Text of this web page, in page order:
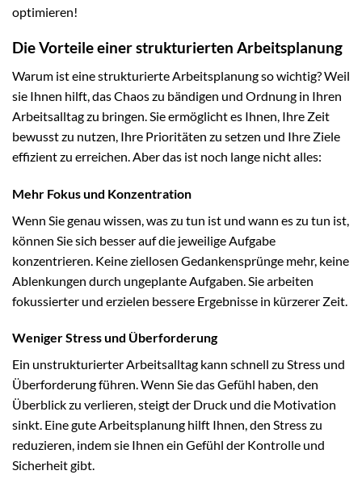
optimieren!
Die Vorteile einer strukturierten Arbeitsplanung
Warum ist eine strukturierte Arbeitsplanung so wichtig? Weil
sie Ihnen hilft, das Chaos zu bändigen und Ordnung in Ihren
Arbeitsalltag zu bringen. Sie ermöglicht es Ihnen, Ihre Zeit
bewusst zu nutzen, Ihre Prioritäten zu setzen und Ihre Ziele
effizient zu erreichen. Aber das ist noch lange nicht alles:
Mehr Fokus und Konzentration
Wenn Sie genau wissen, was zu tun ist und wann es zu tun ist,
können Sie sich besser auf die jeweilige Aufgabe
konzentrieren. Keine ziellosen Gedankensprünge mehr, keine
Ablenkungen durch ungeplante Aufgaben. Sie arbeiten
fokussierter und erzielen bessere Ergebnisse in kürzerer Zeit.
Weniger Stress und Überforderung
Ein unstrukturierter Arbeitsalltag kann schnell zu Stress und
Überforderung führen. Wenn Sie das Gefühl haben, den
Überblick zu verlieren, steigt der Druck und die Motivation
sinkt. Eine gute Arbeitsplanung hilft Ihnen, den Stress zu
reduzieren, indem sie Ihnen ein Gefühl der Kontrolle und
Sicherheit gibt.